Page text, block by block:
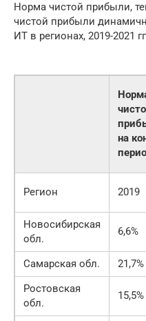
Норма чистой прибыли,
чистой прибыли
ИТ в регионах, 2019-2021
на
Регион 2019
Новосибирская
обл.
6,6%
Самарская обл. 21,7%
Ростовская
обл.
15,5%